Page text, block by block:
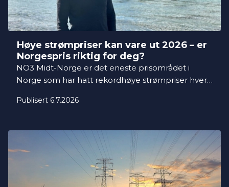
Høye strømpriser kan vare ut 2026 – er
Norgespris riktig for deg?
NO3 Midt-Norge er det eneste prisområdet i
Norge som har hatt rekordhøye strømpriser hver
de ti siste årene. Samtidig har bare rundt 23
Nå forventer markedet at prisene holder seg høye
Publisert 6.7.2026